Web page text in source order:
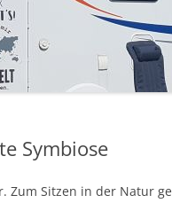
Symbiose
Zum Sitzen in der Natur